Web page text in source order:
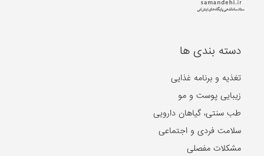
دسته بندی ها
تغذیه و برنامه غذایی
زیبایی پوست و مو
طب سنتی، گیاهان دارویی
سلامت فردی و اجتماعی
مشکلات مفصلی